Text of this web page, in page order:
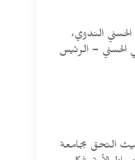
رشيد الحسني الندوي،
الحسني – الرئيس
التحق بجامعة